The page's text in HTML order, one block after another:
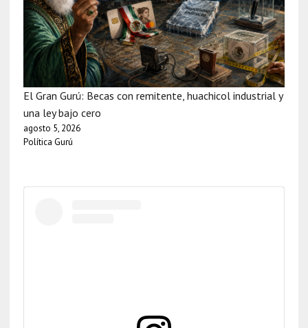
El Gran Gurú: Becas con remitente, huachicol industrial y
una ley bajo cero
agosto 5, 2026
Política Gurú